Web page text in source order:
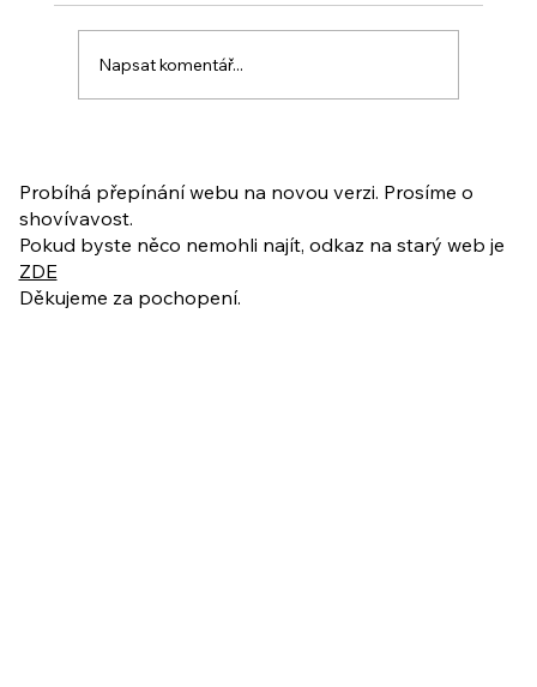
ukázkové lekce
Napsat komentář...
Probíhá přepínání webu na novou verzi. Prosíme o
shovívavost.
Pokud byste něco nemohli najít, odkaz na starý web je
ZDE
Děkujeme za pochopení.